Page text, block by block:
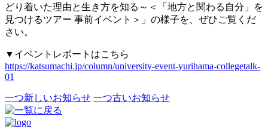
どり着いた理由と生き方を知る～＜「地方と関わる自分」を
見つけるツアー 事前イベント＞」の様子を、ぜひご覧くだ
さい。
▼イベントレポートはこちら
https://katsumachi.jp/column/university-event-yurihama-collegetalk-
01
一つ新しいお知らせ 一つ古いお知らせ